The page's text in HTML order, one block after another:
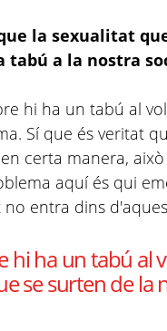
la sexualitat
tabú a la nostra
hi ha un tabú al
Sí que és veritat
certa manera,
aquí és qui
entra dins
hi ha un tabú al
se surten de la